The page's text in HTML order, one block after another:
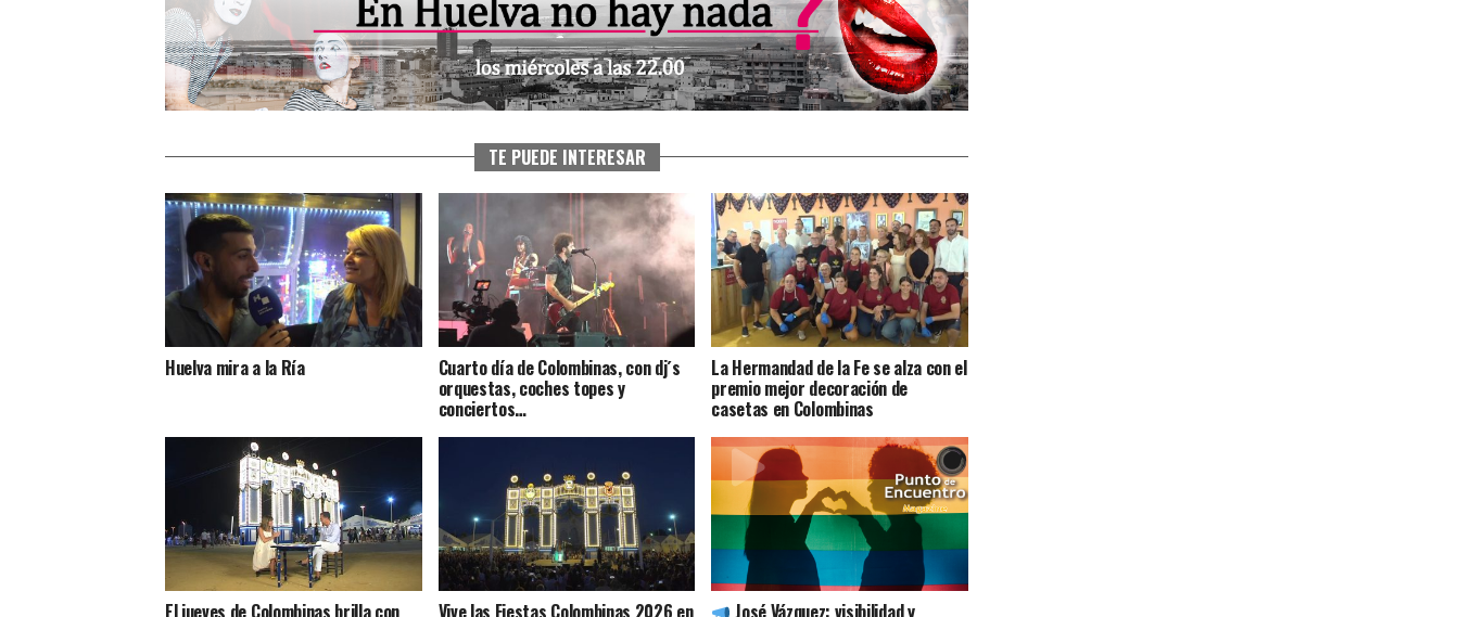
TE PUEDE INTERESAR
Huelva mira a la Ría Cuarto día de Colombinas, con dj´s
orquestas, coches topes y
conciertos…
La Hermandad de la Fe se alza con el
premio mejor decoración de
casetas en Colombinas